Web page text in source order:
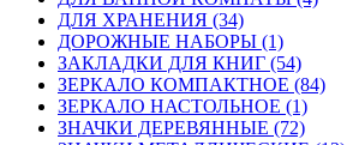
ДЛЯ ХРАНЕНИЯ (34)
ДОРОЖНЫЕ НАБОРЫ (1)
ЗАКЛАДКИ ДЛЯ КНИГ (54)
ЗЕРКАЛО КОМПАКТНОЕ (84)
ЗЕРКАЛО НАСТОЛЬНОЕ (1)
ЗНАЧКИ ДЕРЕВЯННЫЕ (72)